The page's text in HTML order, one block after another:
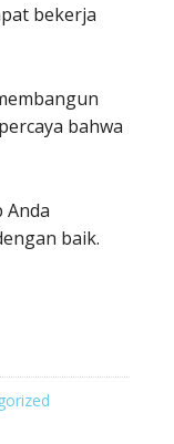
bekerja
bahwa
Anda
baik.